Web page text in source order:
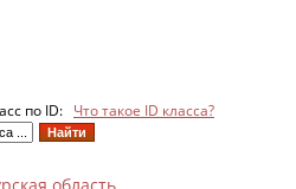
по ID: Что такое ID класса?